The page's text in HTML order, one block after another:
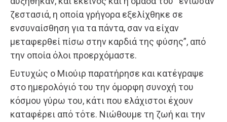
ζεστασιά, η οποία γρήγορα εξελίχθηκε σε
ενσυναίσθηση για τα πάντα, σαν να είχαν
μεταφερθεί πίσω στην καρδιά της φύσης”, από
την οποία όλοι προερχόμαστε.
Ευτυχώς ο Μιούιρ παρατήρησε και κατέγραψε
στο ημερολόγιό του την όμορφη συνοχή του
κόσμου γύρω του, κάτι που ελάχιστοι έχουν
καταφέρει από τότε. Νιώθουμε τη ζωή και την